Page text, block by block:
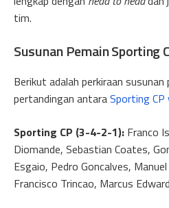
tim.
Susunan Pemain Sporting
Berikut adalah perkiraan
pertandingan antaraSporting CP
Sporting CP (3-4-2-1): Franco
Diomande, Sebastian Coates,
Esgaio, Pedro Goncalves,
Francisco Trincao, Marcus